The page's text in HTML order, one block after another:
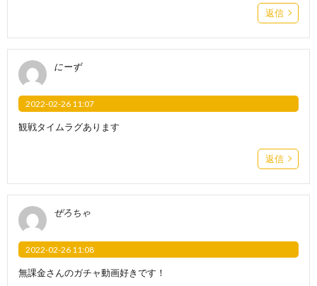
返信
にーず
2022-02-26 11:07
観戦タイムラグあります
返信
ぜろちゃ
2022-02-26 11:08
無課金さんのガチャ動画好きです！